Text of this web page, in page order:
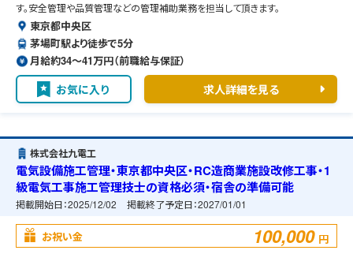
す。安全管理や品質管理などの管理補助業務を担当して頂きます。
東京都中央区
茅場町駅より徒歩で5分
月給約34〜41万円（前職給与保証）
お気に入り 求人詳細を見る
株式会社九電工
電気設備施工管理・東京都中央区・RC造商業施設改修工事・1
級電気工事施工管理技士の資格必須・宿舎の準備可能
掲載開始日：2025/12/02 掲載終了予定日：2027/01/01
お祝い金 100,000 円